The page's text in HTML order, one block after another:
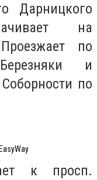
Дарницкого
на
по
и
по
к просп.